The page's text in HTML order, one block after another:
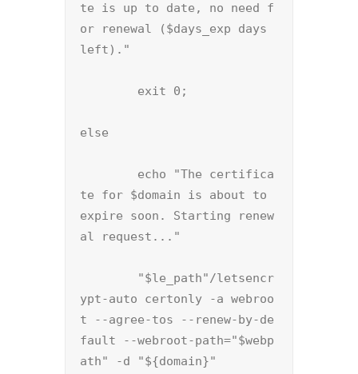
te is up to date, no need f
or renewal ($days_exp days
left)."
exit 0;
else
echo "The certifica
te for $domain is about to
expire soon. Starting renew
al request..."
"$le_path"/letsencr
ypt-auto certonly -a webroo
t --agree-tos --renew-by-de
fault --webroot-path="$webp
ath" -d "${domain}"